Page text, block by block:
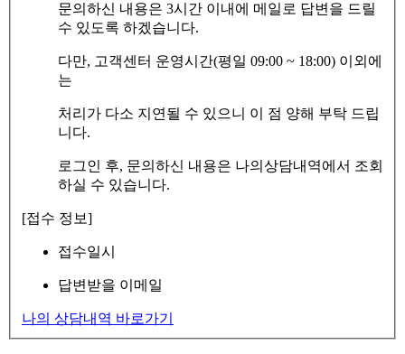
문의하신 내용은 3시간 이내에 메일로 답변을 드릴
수 있도록 하겠습니다.
다만, 고객센터 운영시간(평일 09:00 ~ 18:00) 이외에
는
처리가 다소 지연될 수 있으니 이 점 양해 부탁 드립
니다.
로그인 후, 문의하신 내용은 나의상담내역에서 조회
하실 수 있습니다.
[접수 정보]
접수일시
답변받을 이메일
나의 상담내역 바로가기